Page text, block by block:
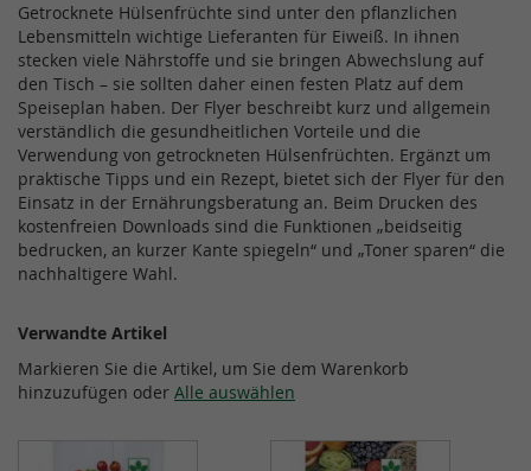
Getrocknete Hülsenfrüchte sind unter den pflanzlichen
Lebensmitteln wichtige Lieferanten für Eiweiß. In ihnen
stecken viele Nährstoffe und sie bringen Abwechslung auf
den Tisch – sie sollten daher einen festen Platz auf dem
Speiseplan haben. Der Flyer beschreibt kurz und allgemein
verständlich die gesundheitlichen Vorteile und die
Verwendung von getrockneten Hülsenfrüchten. Ergänzt um
praktische Tipps und ein Rezept, bietet sich der Flyer für den
Einsatz in der Ernährungsberatung an. Beim Drucken des
kostenfreien Downloads sind die Funktionen „beidseitig
bedrucken, an kurzer Kante spiegeln“ und „Toner sparen“ die
nachhaltigere Wahl.
Verwandte Artikel
Markieren Sie die Artikel, um Sie dem Warenkorb
hinzuzufügen oder Alle auswählen